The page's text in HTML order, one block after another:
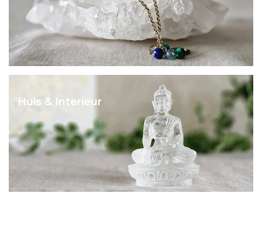
Huis & Interieur